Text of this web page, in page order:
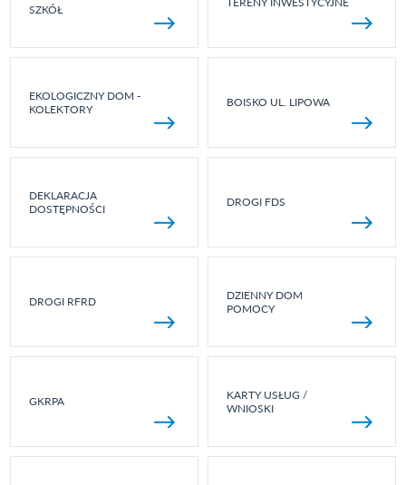
SZKÓŁ
EKOLOGICZNY DOM -
KOLEKTORY
BOISKO UL. LIPOWA
DEKLARACJA
DOSTĘPNOŚCI
DROGI FDS
DROGI RFRD
DZIENNY DOM
POMOCY
GKRPA
KARTY USŁUG /
WNIOSKI